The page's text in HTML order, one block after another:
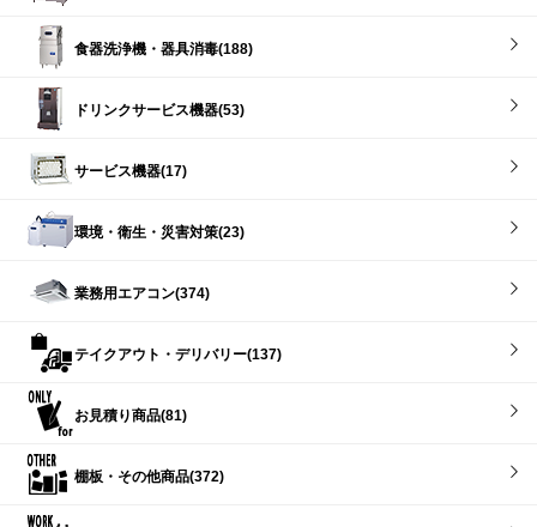
食器洗浄機・器具消毒(188)
ドリンクサービス機器(53)
サービス機器(17)
環境・衛生・災害対策(23)
業務用エアコン(374)
テイクアウト・デリバリー(137)
お見積り商品(81)
棚板・その他商品(372)